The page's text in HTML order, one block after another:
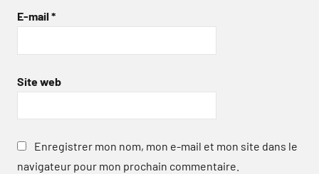
E-mail *
Site web
Enregistrer mon nom, mon e-mail et mon site dans le
navigateur pour mon prochain commentaire.